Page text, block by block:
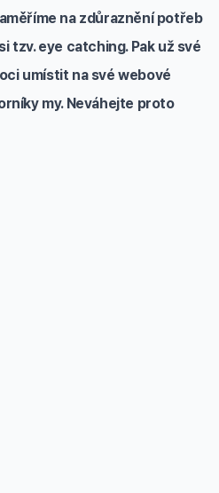
na zdůraznění potřeb
tzv. eye catching. Pak už své
umístit na své webové
my. Neváhejte proto